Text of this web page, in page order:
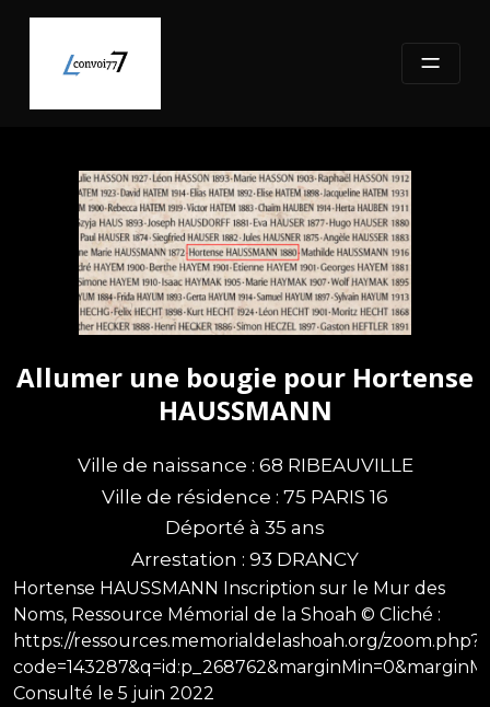
content
Allumer une bougie pour Hortense
HAUSSMANN
Ville de naissance : 68 RIBEAUVILLE
Ville de résidence : 75 PARIS 16
Déporté à 35 ans
Arrestation : 93 DRANCY
Hortense HAUSSMANN Inscription sur le Mur des
Noms, Ressource Mémorial de la Shoah © Cliché :
https://ressources.memorialdelashoah.org/zoom.php?
Consulté le 5 juin 2022